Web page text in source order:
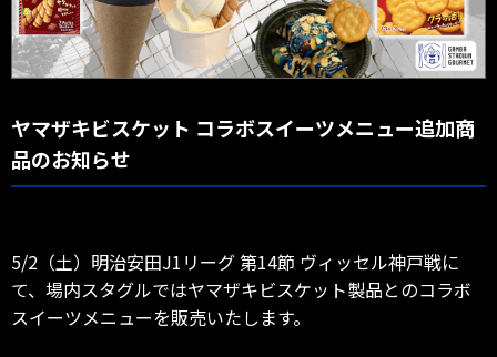
ヤマザキビスケット コラボスイーツメニュー追加商
品のお知らせ
5/2（土）明治安田J1リーグ 第14節 ヴィッセル神戸戦に
て、場内スタグルではヤマザキビスケット製品とのコラボ
スイーツメニューを販売いたします。